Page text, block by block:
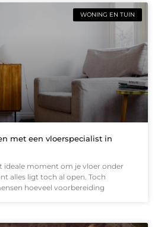
WONING EN TUIN
met een vloerspecialist in
ideale moment om je vloer onder
alles ligt toch al open. Toch
hoeveel voorbereiding